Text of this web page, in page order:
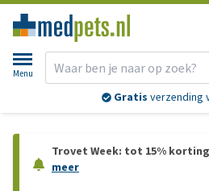
Menu
Gratis verzending
Trovet Week: tot 15%
meer